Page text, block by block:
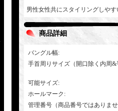
男性女性共にスタイリングしや
商品詳細
バングル幅:
手首周りサイズ（開口除く内周&
可能サイズ:
ホールマーク :
管理番号（商品番号ではありま